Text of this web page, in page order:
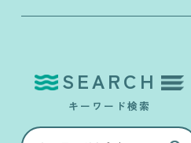
SEARCH
キーワード検索